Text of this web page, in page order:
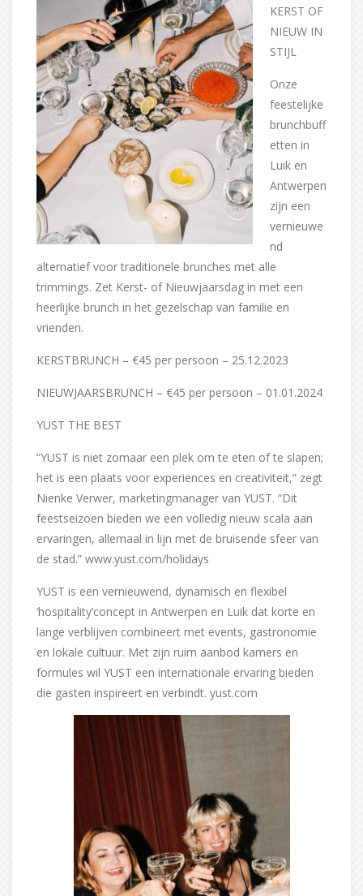
KERST OF
NIEUW IN
STIJL
Onze
feestelijke
brunchbuff
etten in
Luik en
Antwerpen
zijn een
vernieuwe
nd
alternatief voor traditionele brunches met alle
trimmings. Zet Kerst- of Nieuwjaarsdag in met een
heerlijke brunch in het gezelschap van familie en
vrienden.
KERSTBRUNCH – €45 per persoon – 25.12.2023
NIEUWJAARSBRUNCH – €45 per persoon – 01.01.2024
YUST THE BEST
“YUST is niet zomaar een plek om te eten of te slapen;
het is een plaats voor experiences en creativiteit,” zegt
Nienke Verwer, marketingmanager van YUST. “Dit
feestseizoen bieden we een volledig nieuw scala aan
ervaringen, allemaal in lijn met de bruisende sfeer van
de stad.” www.yust.com/holidays
YUST is een vernieuwend, dynamisch en flexibel
‘hospitality’concept in Antwerpen en Luik dat korte en
lange verblijven combineert met events, gastronomie
en lokale cultuur. Met zijn ruim aanbod kamers en
formules wil YUST een internationale ervaring bieden
die gasten inspireert en verbindt. yust.com